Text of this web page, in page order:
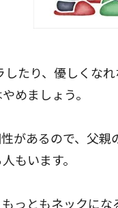
たり、優しくな
めましょう。
があるので、父
もいます。
っともネックに